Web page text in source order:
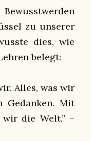
zu unserer
dies, wie
belegt:
Alles, was wir
Gedanken. Mit
die Welt.” –